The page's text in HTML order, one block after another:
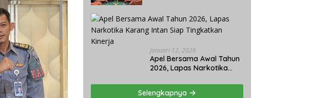
Beroperasi: APH Tutup
Mata?
Januari 12, 2026
Apel Bersama Awal Tahun
2026, Lapas Narkotika
Tingkatkan Kinerja
Selengkapnya